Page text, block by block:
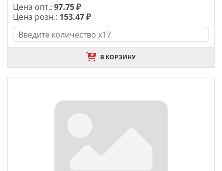
Цена опт.: 97.75 ₽
Цена розн.: 153.47 ₽
В КОРЗИНУ